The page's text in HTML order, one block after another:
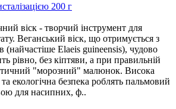
200 г
віск - творчий інструмент для
Веганський віск, що отримується з
(найчастіше Elaeis guineensis), чудово
рівно, без кіптяви, а при правильній
"морозний" малюнок. Висока
та екологічна безпека роблять пальмовий
для насипних, ф..